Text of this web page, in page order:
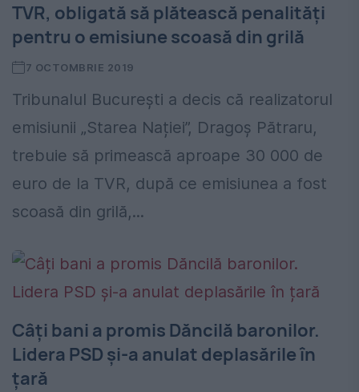
TVR, obligată să plătească penalități
pentru o emisiune scoasă din grilă
7 OCTOMBRIE 2019
Tribunalul București a decis că realizatorul
emisiunii „Starea Nației”, Dragoș Pătraru,
trebuie să primească aproape 30 000 de
euro de la TVR, după ce emisiunea a fost
scoasă din grilă,...
Câți bani a promis Dăncilă baronilor.
Lidera PSD și-a anulat deplasările în
țară